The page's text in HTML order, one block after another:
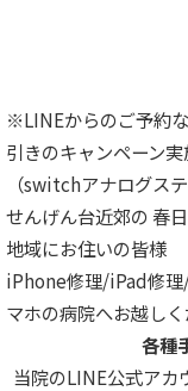
※LINEからのご予約
引きのキャンペーン実
（switchアナログス
せんげん台近郊の 春
地域にお住いの皆様
iPhone修理/iPad修
マホの病院へお越しく
各種
当院のLINE公式アカ